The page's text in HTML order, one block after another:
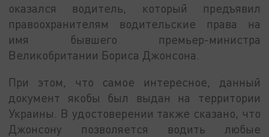
оказался водитель, который предъявил
правоохранителям водительские права на
имя бывшего премьер-министра
Великобритании Бориса Джонсона.
При этом, что самое интересное, данный
документ якобы был выдан на территории
Украины. В удостоверении также сказано, что
Джонсону позволяется водить любые